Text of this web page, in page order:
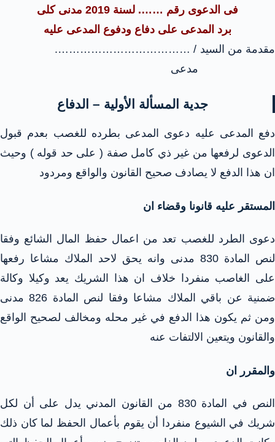
فى الدعوى رقم ……. لسنة 2019 مدنى كلى
برد المدعى على دفاع ودفوع المدعى عليه
مقدمة من السيد / ……………………………….
مدعى
جدية المسألة الأولية – الدفاع
دفع المدعى عليه دعوى المدعى بطرده للغصب بعدم قبول
الدعوى لرفعها من غير ذي كامل صفة ( على حد قوله ) وحيث
ان هذا الدفع لا يصادف صحيح القانون والواقع ومردود
المستقر عليه قانونا وقضاء ان
دعوى الطرد للغصب تعد من اعمال حفظ المال الشائع وفقا
لنص المادة 830 مدنى وانه يحق لاحد الملاك مشاعا رفعها
على الغاصب منفردا خلاف ان هذا الشريك يعد وكيلا وكالة
ضمنية عن باقي الملاك مشاعا وفقا لنص المادة 826 مدنى
ومن ثم يكون هذا الدفع في غير محله ومخالف لصحيح الواقع
والقانون ويتعين الالتفات عنه
والمقرر ان
النص في المادة 830 من القانون المدني يدل على أن لكل
شريك في الشيوع منفردا أن يقوم بأعمال الحفظ لما كان ذلك